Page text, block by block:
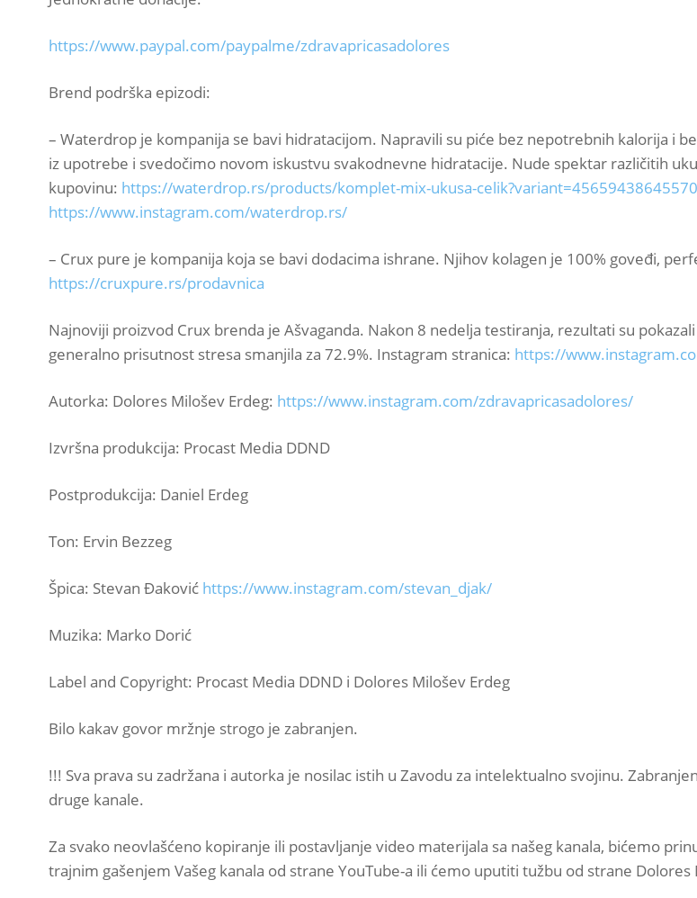
https://www.paypal.com/paypalme/zdravapricasadolores
Brend podrška epizodi:
– Waterdrop je kompanija se bavi hidratacijom. Napravili su piće bez nepotrebnih kalorija i
iz upotrebe i svedočimo novom iskustvu svakodnevne hidratacije. Nude spektar različitih
kupovinu: https://waterdrop.rs/products/komplet-mix-ukusa-celik?variant=45659438645570
https://www.instagram.com/waterdrop.rs/
– Crux pure je kompanija koja se bavi dodacima ishrane. Njihov kolagen je 100% goveđi,
https://cruxpure.rs/prodavnica
Najnoviji proizvod Crux brenda je Ašvaganda. Nakon 8 nedelja testiranja, rezultati su
generalno prisutnost stresa smanjila za 72.9%. Instagram stranica: https://
Autorka: Dolores Milošev Erdeg: https://www.instagram.com/zdravapricasadolores/
Izvršna produkcija: Procast Media DDND
Postprodukcija: Daniel Erdeg
Ton: Ervin Bezzeg
Špica: Stevan Đaković https://www.instagram.com/stevan_djak/
Muzika: Marko Dorić
Label and Copyright: Procast Media DDND i Dolores Milošev Erdeg
Bilo kakav govor mržnje strogo je zabranjen.
!!! Sva prava su zadržana i autorka je nosilac istih u Zavodu za intelektualno svojinu.
druge kanale.
Za svako neovlašćeno kopiranje ili postavljanje video materijala sa našeg kanala, bićemo
trajnim gašenjem Vašeg kanala od strane YouTube-a ili ćemo uputiti tužbu od strane Dolores